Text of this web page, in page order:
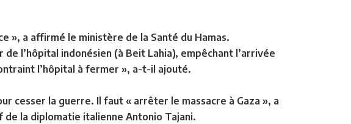
», a affirmé le ministère de la Santé du Hamas.
l’hôpital indonésien (à Beit Lahia), empêchant l’arrivée
l’hôpital à fermer », a-t-il ajouté.
cesser la guerre. Il faut « arrêter le massacre à Gaza », a
de la diplomatie italienne Antonio Tajani.